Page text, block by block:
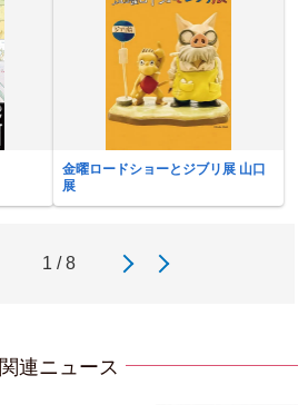
金曜ロードショーとジブリ展 山口
展
1 / 8
関連ニュース